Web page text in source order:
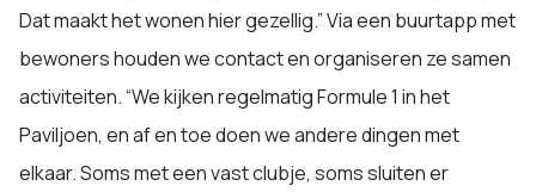
Dat maakt het wonen hier gezellig.” Via een buurtapp met
bewoners houden we contact en organiseren ze samen
activiteiten. “We kijken regelmatig Formule 1 in het
Paviljoen, en af en toe doen we andere dingen met
elkaar. Soms met een vast clubje, soms sluiten er